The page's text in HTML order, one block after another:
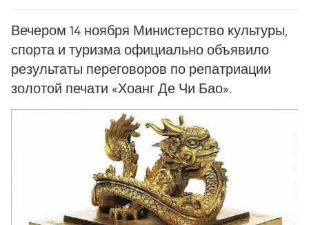
Вечером 14 ноября Министерство культуры,
спорта и туризма официально объявило
результаты переговоров по репатриации
золотой печати «Хоанг Де Чи Бао».